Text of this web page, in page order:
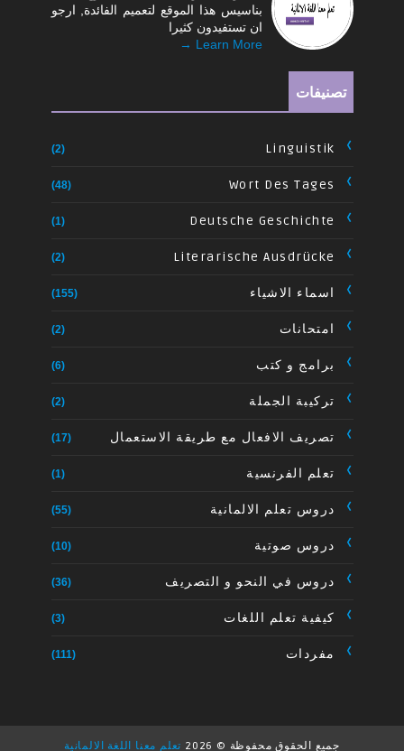
بناسيس هذا الموقع لتعميم الفائدة, ارجو
ان تستفيدون كثيرا
Learn More →
تصنيفات
Linguistik
(2)
Wort Des Tages
(48)
Deutsche Geschichte
(1)
Literarische Ausdrücke
(2)
اسماء الاشياء (155)
امتحانات (2)
برامج و كتب (6)
تركيبة الجملة (2)
تصريف الافعال مع طريقة الاستعمال (17)
تعلم الفرنسية (1)
دروس تعلم الالمانية (55)
دروس صوتية (10)
دروس في النحو و التصريف (36)
كيفية تعلم اللغات (3)
مفردات (111)
جميع الحقوق محفوظة © 2026 تعلم معنا اللغة الالمانية